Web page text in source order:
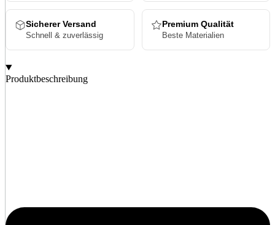
Sicherer Versand
Schnell & zuverlässig
Premium Qualität
Beste Materialien
Produktbeschreibung